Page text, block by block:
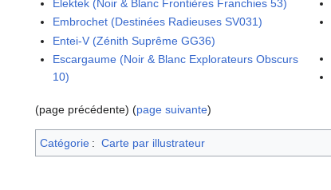
Élektek (Noir & Blanc Frontières Franchies 53)
Embrochet (Destinées Radieuses SV031)
Entei-V (Zénith Suprême GG36)
Escargaume (Noir & Blanc Explorateurs Obscurs
10)
(page précédente) (page suivante)
Catégorie : Carte par illustrateur